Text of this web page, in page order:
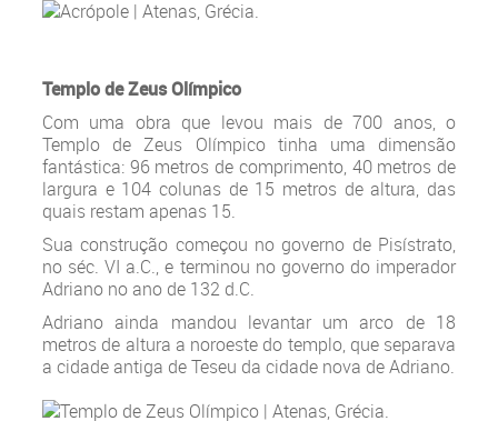
Templo de Zeus Olímpico
Com uma obra que levou mais de 700 anos, o
Templo de Zeus Olímpico tinha uma dimensão
fantástica: 96 metros de comprimento, 40 metros de
largura e 104 colunas de 15 metros de altura, das
quais restam apenas 15.
Sua construção começou no governo de Pisístrato,
no séc. VI a.C., e terminou no governo do imperador
Adriano no ano de 132 d.C.
Adriano ainda mandou levantar um arco de 18
metros de altura a noroeste do templo, que separava
a cidade antiga de Teseu da cidade nova de Adriano.